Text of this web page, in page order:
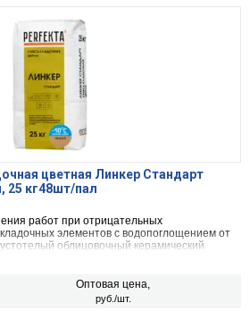
цветная Линкер Стандарт
25 кг48шт/пал
работ при отрицательных
элементов с водопоглощением от
облицовочный керамический
Оптовая цена,
руб./шт.